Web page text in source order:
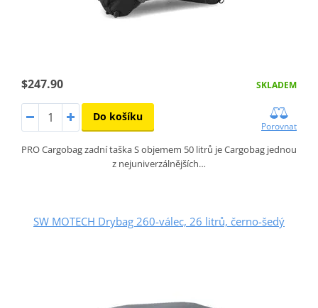
$247.90 SKLADEM
Do košíku
Porovnat
PRO Cargobag zadní taška S objemem 50 litrů je Cargobag jednou
z nejuniverzálnějších…
SW MOTECH Drybag 260-válec, 26 litrů, černo-šedý